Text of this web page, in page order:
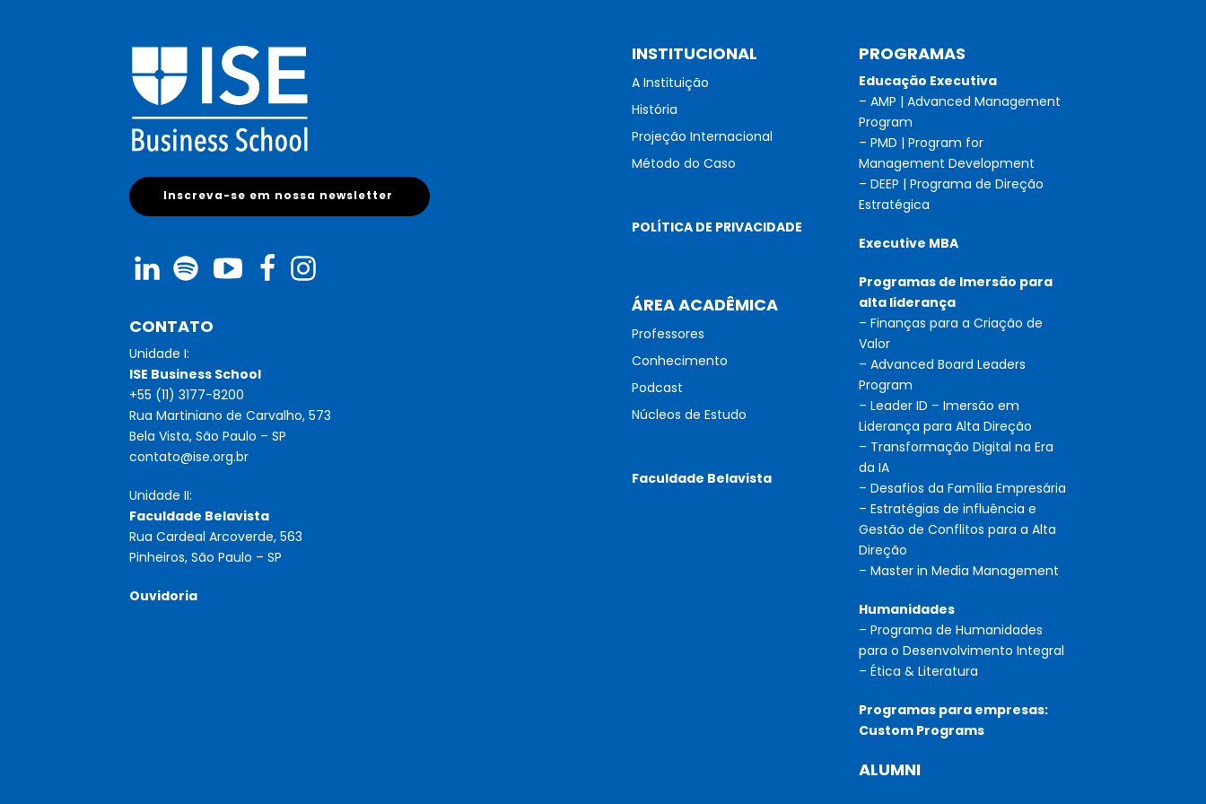
Inscreva-se em nossa newsletter
CONTATO
Unidade I:
ISE Business School
+55 (11) 3177-8200
Rua Martiniano de Carvalho, 573
Bela Vista, São Paulo – SP
contato@ise.org.br
Unidade II:
Faculdade Belavista
Rua Cardeal Arcoverde, 563
Pinheiros, São Paulo – SP
Ouvidoria
INSTITUCIONAL
A Instituição
História
Projeção Internacional
Método do Caso
POLÍTICA DE PRIVACIDADE
ÁREA ACADÊMICA
Professores
Conhecimento
Podcast
Núcleos de Estudo
Faculdade Belavista
PROGRAMAS
Educação Executiva
– AMP | Advanced Management
Program
– PMD | Program for
Management Development
– DEEP | Programa de Direção
Estratégica
Executive MBA
Programas de Imersão para
alta liderança
– Finanças para a Criação de
Valor
– Advanced Board Leaders
Program
– Leader ID – Imersão em
Liderança para Alta Direção
– Transformação Digital na Era
da IA
– Desafios da Família Empresária
– Estratégias de influência e
Gestão de Conflitos para a Alta
Direção
– Master in Media Management
Humanidades
– Programa de Humanidades
para o Desenvolvimento Integral
– Ética & Literatura
Programas para empresas:
Custom Programs
ALUMNI